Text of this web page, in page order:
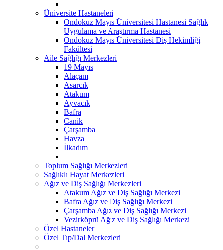
Üniversite Hastaneleri
Ondokuz Mayıs Üniversitesi Hastanesi Sağlık
Uygulama ve Araştırma Hastanesi
Ondokuz Mayıs Üniversitesi Diş Hekimliği
Fakültesi
Aile Sağlığı Merkezleri
19 Mayıs
Alaçam
Asarcık
Atakum
Ayvacık
Bafra
Canik
Çarşamba
Havza
İlkadım
Toplum Sağlığı Merkezleri
Sağlıklı Hayat Merkezleri
Ağız ve Diş Sağlığı Merkezleri
Atakum Ağız ve Diş Sağlığı Merkezi
Bafra Ağız ve Diş Sağlığı Merkezi
Çarşamba Ağız ve Diş Sağlığı Merkezi
Vezirköprü Ağız ve Diş Sağlığı Merkezi
Özel Hastaneler
Özel Tıp/Dal Merkezleri